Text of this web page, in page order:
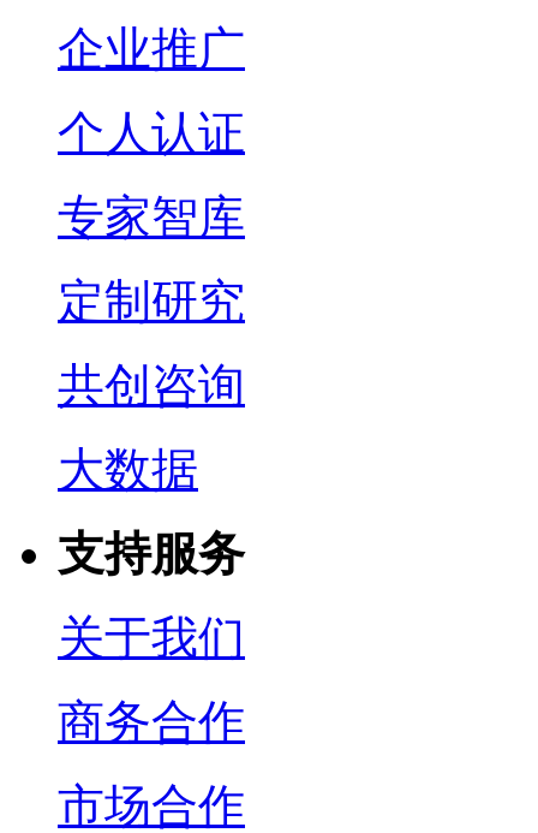
企业推广
个人认证
专家智库
定制研究
共创咨询
大数据
支持服务
关于我们
商务合作
市场合作